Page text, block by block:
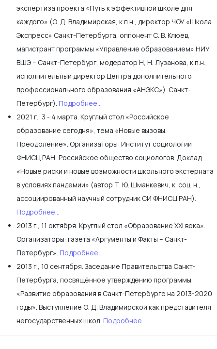
экспертиза проекта «Путь к эффективной школе для
каждого» (О. Д. Владимирская, к.п.н., директор ЧОУ «Школа
Экспресс» Санкт-Петербурга, оппонент С. В. Клюев,
магистрант программы «Управление образованием» НИУ
ВШЭ – Санкт-Петербург, модератор Н, Н. Лузанова, к.п.н.,
исполнительный директор Центра дополнительного
профессионального образования «АНЭКС»). Санкт-
Петербург). Подробнее...
2021 г., 3 - 4 марта. Круглый стол «Российское
образование сегодня», тема «Новые вызовы.
Преодоление». Организаторы: Институт социологии
ФНИСЦ РАН, Российское общество социологов. Доклад
«Новые риски и новые возможности школьного экстерната
в условиях пандемии» (автор Т. Ю. Шманкевич, к. соц. н.,
ассоциированный научный сотрудник СИ ФНИСЦ РАН).
Подробнее...
2013 г., 11 октября. Круглый стол «Образование XXI века».
Организаторы: газета «Аргументы и Факты – Санкт-
Петербург». Подробнее...
2013 г., 10 сентября. Заседание Правительства Санкт-
Петербурга, посвящённое утверждению программы
«Развитие образования в Санкт-Петербурге на 2013-2020
годы». Выступление О. Д. Владимирской как представителя
негосударственных школ. Подробнее...